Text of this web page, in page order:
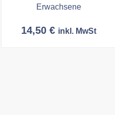
Erwachsene
14,50€ inkl. MwSt